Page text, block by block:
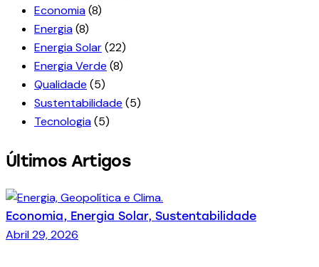
Economia(8)
Energia(8)
Energia Solar(22)
Energia Verde (8)
Qualidade (5)
Sustentabilidade (5)
Tecnologia(5)
Últimos Artigos
Economia, Energia Solar, Sustentabilidade
Abril 29, 2026